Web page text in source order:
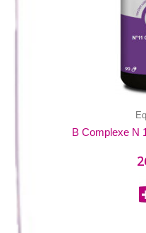
B Complexe N